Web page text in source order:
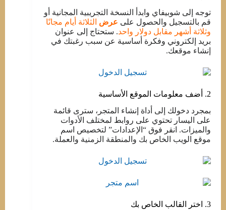
توجه إلى شوبيفاي وابدأ النسخة التجريبية المجانية أو
قم بالتسجيل والحصول على عرض الثلاثة أيام مجانًا
وثلاثة أشهر مقابل دولار واحد. ستحتاج إلى عنوان
بريد إلكتروني وفكرة أساسية عن سبب رغبتك في
إنشاء موقعك.
2. أضف معلومات الموقع الأساسية
بمجرد دخولك إلى أداة إنشاء المتجر، سترى قائمة
على اليسار تحتوي على روابط لمختلف الأدوات
والميزات. انقر فوق “الإعدادات” لتخصيص اسم
موقع الويب الخاص بك والمنطقة الزمنية والعملة.
3. اختر القالب الخاص بك